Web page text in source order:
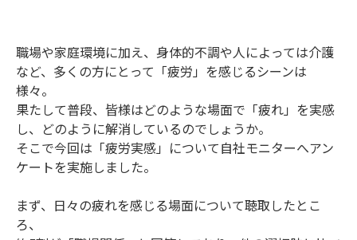
職場や家庭環境に加え、身体的不調や人によっては介護
など、多くの方にとって「疲労」を感じるシーンは
様々。
果たして普段、皆様はどのような場面で「疲れ」を実感
し、どのように解消しているのでしょうか。
そこで今回は「疲労実感」について自社モニターへアン
ケートを実施しました。
まず、日々の疲れを感じる場面について聴取したとこ
ろ、